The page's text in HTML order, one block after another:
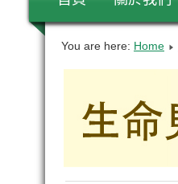
You are here: Home